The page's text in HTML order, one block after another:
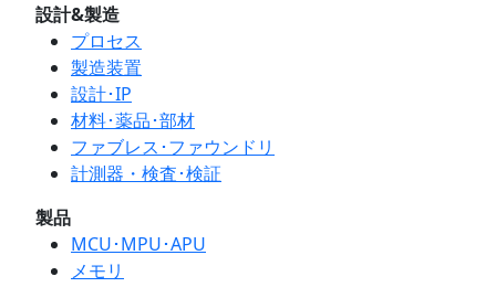
設計&製造
プロセス
製造装置
設計･IP
材料･薬品･部材
ファブレス･ファウンドリ
計測器・検査･検証
製品
MCU･MPU･APU
メモリ